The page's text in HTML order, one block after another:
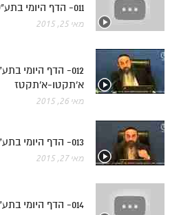
תלמוד עשר הספירות חלק י
תלמוד עשר הספירות חלק יב
תלמוד עשר הספירות חלק יג
תלמוד עשר הספירות חלק טו
תלמוד עשר הספירות חלק טז
בית שער הכוונות
011- הדף היומי בתע"ס – חלק י"ד – א'תקיג-א'תקיד
מאי 25, 2015
012- הדף היומי
א'תקטו-א'תקטז
מאי 26, 2015
013- הדף היומי בתע"ס – חלק י"ד – א'תקיז-א'תקיח
מאי 27, 2015
014- הדף היומי בתע"ס – חלק י"ד – א'תקיט-א'תקכ